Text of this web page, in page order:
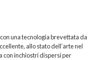
una tecnologia brevettata da
allo stato dell’arte nel
con inchiostri dispersi per